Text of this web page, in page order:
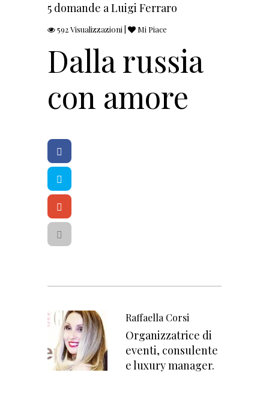
5 domande a Luigi Ferraro
592 Visualizzazioni | Mi Piace
Dalla russia
con amore
Raffaella Corsi
Organizzatrice di
eventi, consulente
e luxury manager.